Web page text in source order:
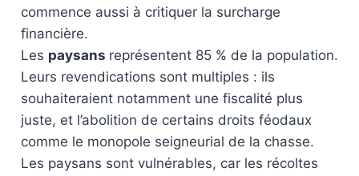
commence aussi à critiquer la surcharge
financière.
Les paysans représentent 85 % de la population.
Leurs revendications sont multiples : ils
souhaiteraient notamment une fiscalité plus
juste, et l’abolition de certains droits féodaux
comme le monopole seigneurial de la chasse.
Les paysans sont vulnérables, car les récoltes